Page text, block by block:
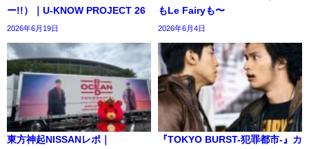
ー!!）｜U-KNOW PROJECT 26
2026年6月19日
もLe Fairyも〜
2026年6月4日
東方神起NISSANレポ｜
『TOKYO BURST-犯罪都市-』カ